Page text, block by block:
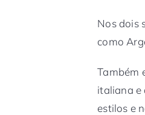
Nos dois
como
Também
italiana e
estilos e